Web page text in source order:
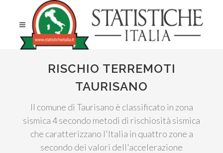
RISCHIO TERREMOTI
TAURISANO
Il comune di Taurisano è classificato in zona
sismica 4 secondo metodi di rischiosità sismica
che caratterizzano l'Italia in quattro zone a
secondo dei valori dell'accelerazione